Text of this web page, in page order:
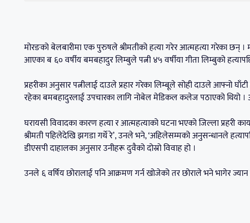
मोरङको बेलबारीमा एक पुरुषले श्रीमतीको हत्या गरेर आत्महत्या गरेका छन्
आएका ब ६० वर्षीय बमबहादुर लिम्बुले पत्नी ४५ वर्षीया गीता लिम्बुको
प्रहरीका अनुसार पत्नीलाई दाउले प्रहार गरेका लिम्बूले सोही दाउले आफ्नो
रहेका बमबहादुरलाई उपचारका लागि नोबेल मेडिकल कलेज पठाएको थियो
घरायसी विवादका कारण हत्या र आत्महत्याको घटना भएको जिल्ला प्रहरी
श्रीमती पहिलेदेखि झगडा गर्थे रे’, उनले भने, ‘अहिलेसम्मको अनुसन्धानले
डीएसपी दाहालका अनुसार उनीहरू दुवैको दोस्रो विवाह हो ।
उनले ६ वर्षिय छोरालाई पनि आक्रमण गर्न खोजेको तर छोराले भने भागेर ज्यान